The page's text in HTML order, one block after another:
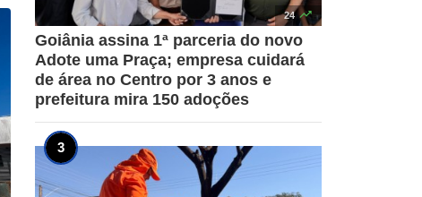
24 
Goiânia assina 1ª parceria do novo
Adote uma Praça; empresa cuidará
de área no Centro por 3 anos e
prefeitura mira 150 adoções